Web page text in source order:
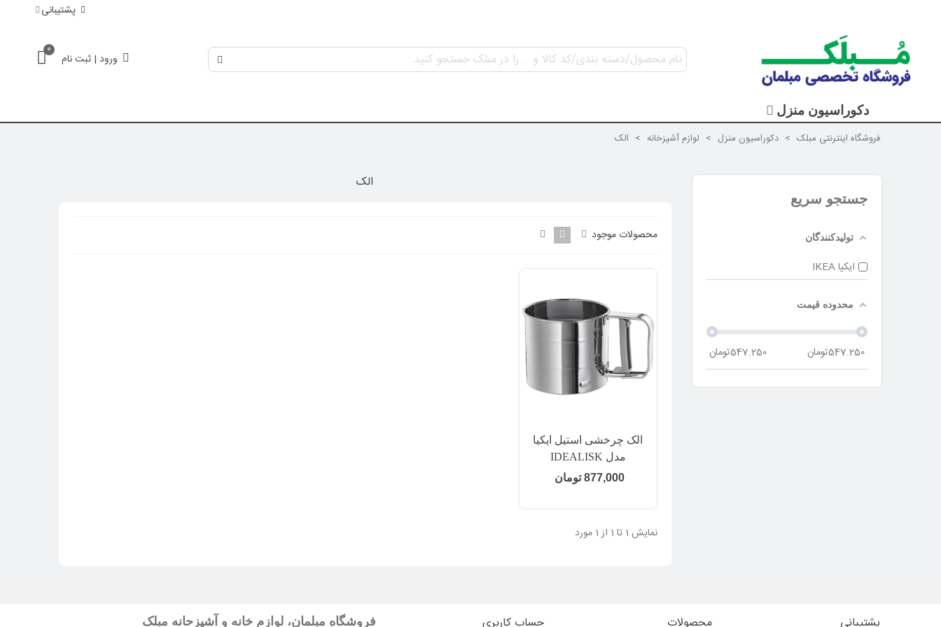
پشتیبانی
ورود | ثبت نام
0
دکوراسیون منزل
فروشگاه اینترنتی مبلک > دکوراسیون منزل > لوازم آشپزخانه > الک
جستجو سریع
تولیدکنندگان
ایکیا IKEA
محدوده قیمت
547.250تومان 547.250تومان
الک
محصولات موجود
الک چرخشی استیل ایکیا
مدل IDEALISK
877,000 تومان
نمایش 1 تا 1 از 1 مورد
فروشگاه مبلمان، لوازم خانه و آشپزحانه مبلک